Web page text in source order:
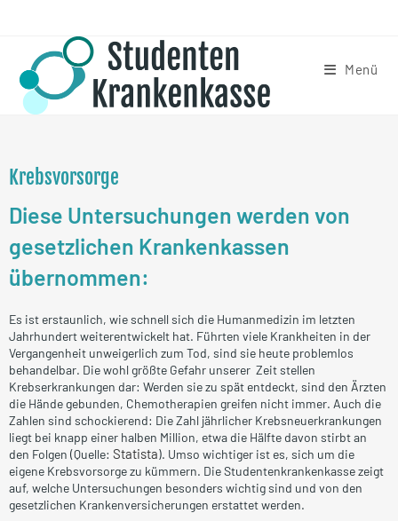
Menü
Krebsvorsorge
Diese Untersuchungen werden von
gesetzlichen Krankenkassen
übernommen:
Es ist erstaunlich, wie schnell sich die Humanmedizin im letzten
Jahrhundert weiterentwickelt hat. Führten viele Krankheiten in der
Vergangenheit unweigerlich zum Tod, sind sie heute problemlos
behandelbar. Die wohl größte Gefahr unserer Zeit stellen
Krebserkrankungen dar: Werden sie zu spät entdeckt, sind den Ärzten
die Hände gebunden, Chemotherapien greifen nicht immer. Auch die
Zahlen sind schockierend: Die Zahl jährlicher Krebsneuerkrankungen
liegt bei knapp einer halben Million, etwa die Hälfte davon stirbt an
den Folgen (Quelle: Statista). Umso wichtiger ist es, sich um die
eigene Krebsvorsorge zu kümmern. Die Studentenkrankenkasse zeigt
auf, welche Untersuchungen besonders wichtig sind und von den
gesetzlichen Krankenversicherungen erstattet werden.